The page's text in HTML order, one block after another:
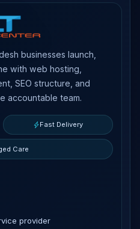
businesses launch,
with web hosting,
SEO structure, and
accountable team.
Fast Delivery
Care
provider